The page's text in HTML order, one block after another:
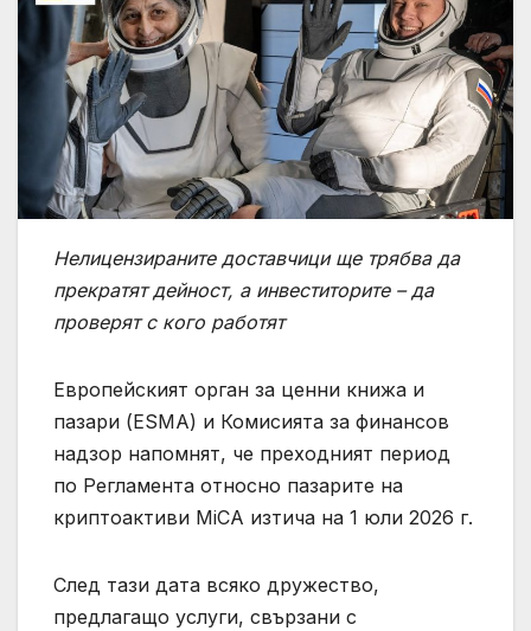
Нелицензираните доставчици ще трябва да
прекратят дейност, а инвеститорите – да
проверят с кого работят
Европейският орган за ценни книжа и
пазари (ESMA) и Комисията за финансов
надзор напомнят, че преходният период
по Регламента относно пазарите на
криптоактиви MiCA изтича на 1 юли 2026 г.
След тази дата всяко дружество,
предлагащо услуги, свързани с